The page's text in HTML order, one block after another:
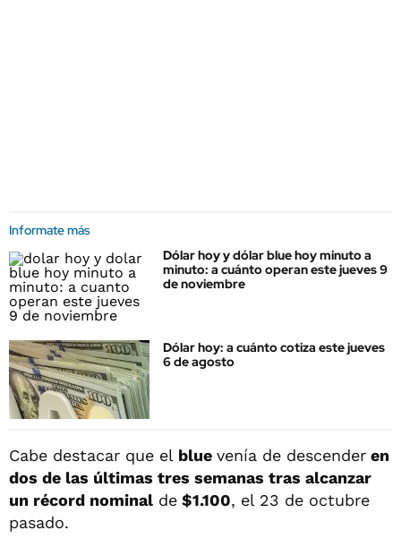
Informate más
Dólar hoy y dólar blue hoy minuto a
minuto: a cuánto operan este jueves 9
de noviembre
Dólar hoy: a cuánto cotiza este jueves
6 de agosto
Cabe destacar que el blue venía de descender en
dos de las últimas tres semanas tras alcanzar
un récord nominal de $1.100, el 23 de octubre
pasado.